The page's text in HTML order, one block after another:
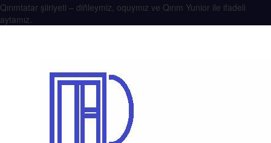
Qırımtatar şiiriyeti – diñleymiz, oquymız ve Qırım Yunior ile ifadeli
aytamız.